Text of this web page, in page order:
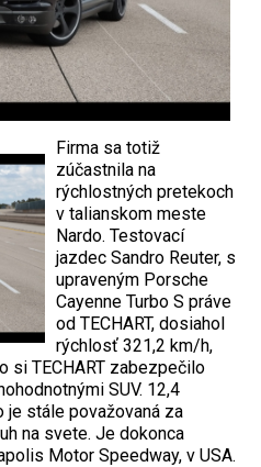
Firma sa totiž
zúčastnila na
rýchlostných pretekoch
v talianskom meste
Nardo. Testovací
jazdec Sandro Reuter, s
upraveným Porsche
Cayenne Turbo S práve
od TECHART, dosiahol
rýchlosť 321,2 km/h,
si TECHART zabezpečilo
SUV. 12,4
je stále považovaná za
na svete. Je dokonca
Motor Speedway, v USA.